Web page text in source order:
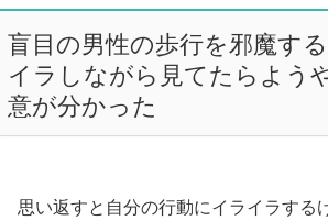
盲目の男性の歩行を邪魔す
イラしながら見てたらよう
意が分かった
思い返すと自分の行動にイライラする